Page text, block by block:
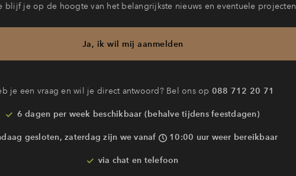
blijf je op de hoogte van het belangrijkste nieuws en eventuele projecten
Ja, ik wil mij aanmelden
je een vraag en wil je direct antwoord? Bel ons op 088 712 20 71
6 dagen per week beschikbaar (behalve tijdens feestdagen)
gesloten, zaterdag zijn we vanaf 10:00 uur weer bereikbaar
via chat en telefoon